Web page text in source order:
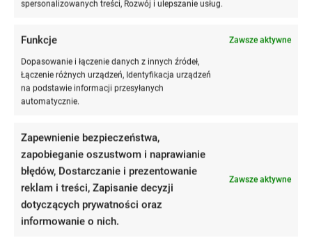
spersonalizowanych treści, Rozwój i ulepszanie usług.
Funkcje Zawsze aktywne
Dopasowanie i łączenie danych z innych źródeł,
Łączenie różnych urządzeń, Identyfikacja urządzeń
na podstawie informacji przesyłanych
automatycznie.
Zapewnienie bezpieczeństwa,
zapobieganie oszustwom i naprawianie
błędów, Dostarczanie i prezentowanie
reklam i treści, Zapisanie decyzji
dotyczących prywatności oraz
informowanie o nich.
Zawsze aktywne
Czy można pracować w branży
prawniczej bez studiów
Tak, i to całkiem realnie.Branża prawnicza to nie tylko
salka rozpraw i toga. W kancelariach, urzędach czy
firmach korporacyjnych potrzebni są też ludzie do:
przygotowywania dokumentów,